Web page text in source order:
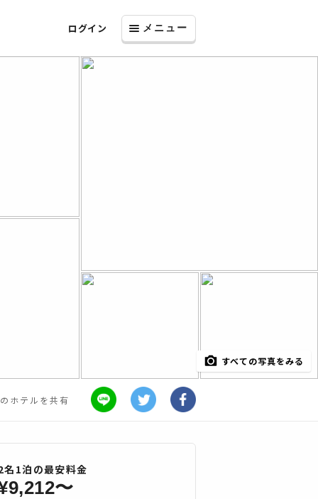
ログイン メニュー
すべての写真をみる
ホテルを共有
名 1泊の最安料金
9,212〜